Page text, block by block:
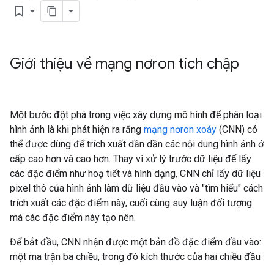
bookmark_border
Giới thiệu về mạng nơron tích chập
Một bước đột phá trong việc xây dựng mô hình để phân loại
hình ảnh là khi phát hiện ra rằng mạng nơron xoáy (CNN) có
thể được dùng để trích xuất dần dần các nội dung hình ảnh ở
cấp cao hơn và cao hơn. Thay vì xử lý trước dữ liệu để lấy
các đặc điểm như hoạ tiết và hình dạng, CNN chỉ lấy dữ liệu
pixel thô của hình ảnh làm dữ liệu đầu vào và "tìm hiểu" cách
trích xuất các đặc điểm này, cuối cùng suy luận đối tượng
mà các đặc điểm này tạo nên.
Để bắt đầu, CNN nhận được một bản đồ đặc điểm đầu vào:
một ma trận ba chiều, trong đó kích thước của hai chiều đầu